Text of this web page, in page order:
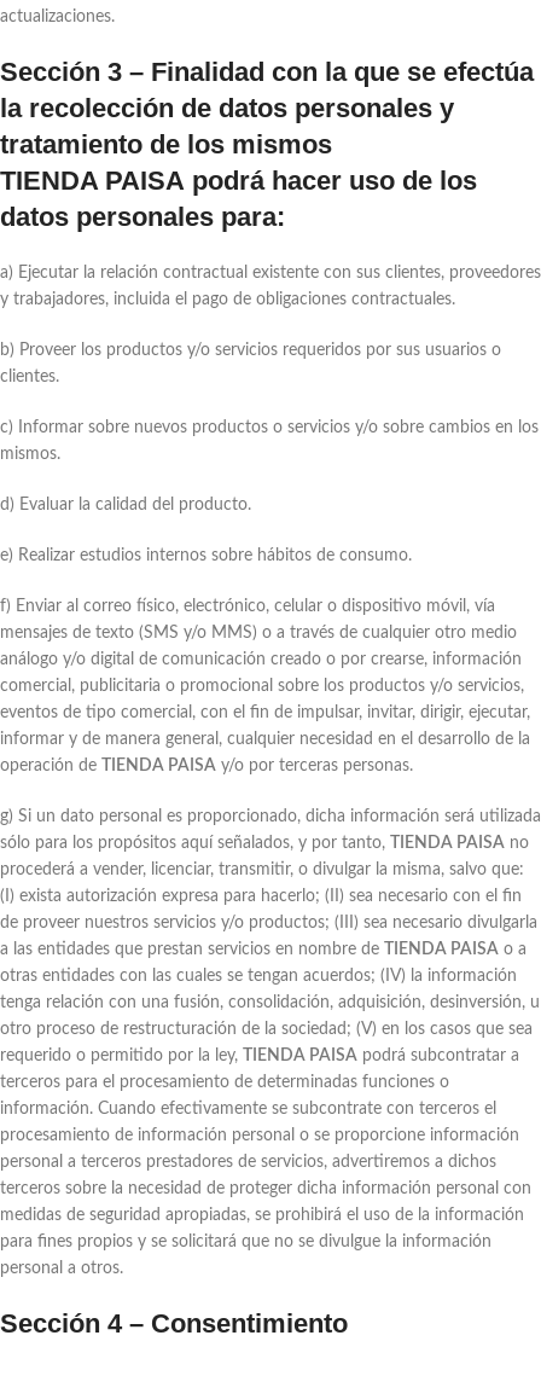
actualizaciones.
Sección 3 – Finalidad con la que se efectúa
la recolección de datos personales y
tratamiento de los mismos
TIENDA PAISA podrá hacer uso de los
datos personales para:
a) Ejecutar la relación contractual existente con sus clientes, proveedores
y trabajadores, incluida el pago de obligaciones contractuales.
b) Proveer los productos y/o servicios requeridos por sus usuarios o
clientes.
c) Informar sobre nuevos productos o servicios y/o sobre cambios en los
mismos.
d) Evaluar la calidad del producto.
e) Realizar estudios internos sobre hábitos de consumo.
f) Enviar al correo físico, electrónico, celular o dispositivo móvil, vía
mensajes de texto (SMS y/o MMS) o a través de cualquier otro medio
análogo y/o digital de comunicación creado o por crearse, información
comercial, publicitaria o promocional sobre los productos y/o servicios,
eventos de tipo comercial, con el fin de impulsar, invitar, dirigir, ejecutar,
informar y de manera general, cualquier necesidad en el desarrollo de la
operación de
TIENDA PAISA y/o por terceras personas.
g) Si un dato personal es proporcionado, dicha información será utilizada
sólo para los propósitos aquí señalados, y por tanto,
TIENDA PAISA no
procederá a vender, licenciar, transmitir, o divulgar la misma, salvo que:
(I) exista autorización expresa para hacerlo; (II) sea necesario con el fin
de proveer nuestros servicios y/o productos; (III) sea necesario divulgarla
a las entidades que prestan servicios en nombre de
TIENDA PAISA o a
otras entidades con las cuales se tengan acuerdos; (IV) la información
tenga relación con una fusión, consolidación, adquisición, desinversión, u
otro proceso de restructuración de la sociedad; (V) en los casos que sea
requerido o permitido por la ley,
TIENDA PAISA podrá subcontratar a
terceros para el procesamiento de determinadas funciones o
información. Cuando efectivamente se subcontrate con terceros el
procesamiento de información personal o se proporcione información
personal a terceros prestadores de servicios, advertiremos a dichos
terceros sobre la necesidad de proteger dicha información personal con
medidas de seguridad apropiadas, se prohibirá el uso de la información
para fines propios y se solicitará que no se divulgue la información
personal a otros.
Sección 4 – Consentimiento